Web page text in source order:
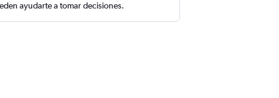
ayudarte a tomar decisiones.